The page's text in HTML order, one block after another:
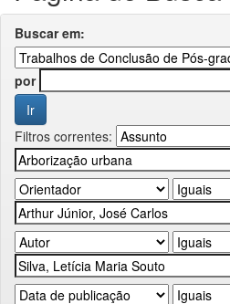
Buscar em:
por
Filtros correntes: